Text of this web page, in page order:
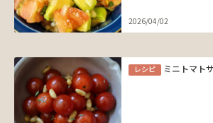
2026/04/02
レシピ ミニトマト